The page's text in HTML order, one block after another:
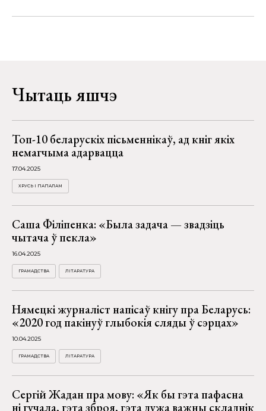
Чытаць яшчэ
Топ-10 беларускіх пісьменнікаў, ад кніг якіх
немагчыма адарвацца
17.04.2025
ХРУСЬ І ПАПАЛАМ
Саша Філіпенка: «Была задача — звадзіць
чытача ў пекла»
16.04.2025
ГРАМАДСТВА ЛІТАРАТУРА
Нямецкі журналіст напісаў кнігу пра Беларусь:
«2020 год пакінуў глыбокія сляды ў сэрцах»
10.04.2025
ГРАМАДСТВА ЛІТАРАТУРА
Сергій Жадан пра мову: «Як бы гэта пафасна
ні гучала, гэта зброя, гэта дужа важны складнік